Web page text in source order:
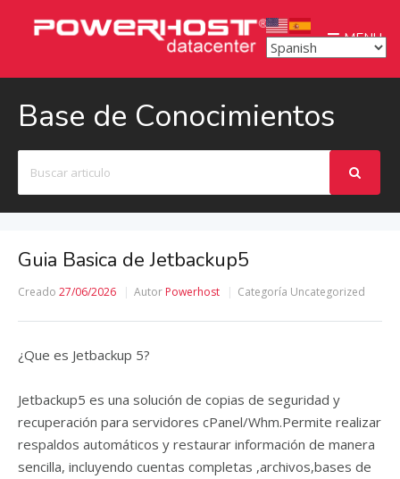
MENU
Base de Conocimientos
Guia Basica de Jetbackup5
Creado 27/06/2026 Autor Powerhost Categoría Uncategorized
¿Que es Jetbackup 5?
Jetbackup5 es una solución de copias de seguridad y
recuperación para servidores cPanel/Whm.Permite realizar
respaldos automáticos y restaurar información de manera
sencilla, incluyendo cuentas completas ,archivos,bases de